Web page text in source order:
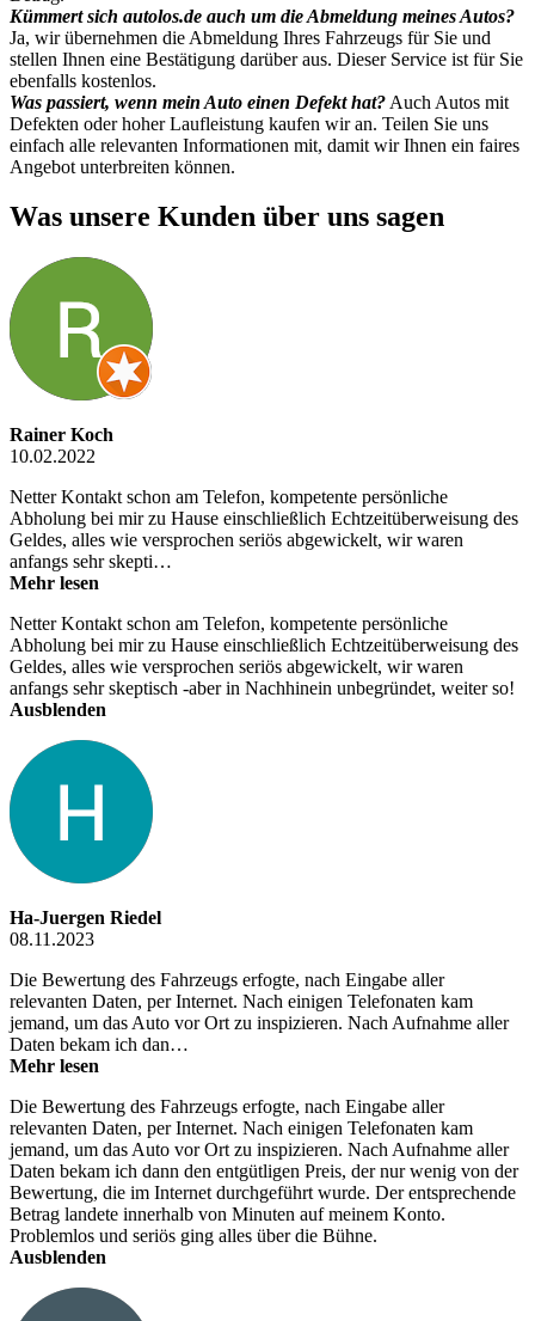
Kümmert sich autolos.de auch um die Abmeldung meines Autos?
Ja, wir übernehmen die Abmeldung Ihres Fahrzeugs für Sie und
stellen Ihnen eine Bestätigung darüber aus. Dieser Service ist für Sie
ebenfalls kostenlos.
Was passiert, wenn mein Auto einen Defekt hat? Auch Autos mit
Defekten oder hoher Laufleistung kaufen wir an. Teilen Sie uns
einfach alle relevanten Informationen mit, damit wir Ihnen ein faires
Angebot unterbreiten können.
Was unsere Kunden über uns sagen
Rainer Koch
10.02.2022
Netter Kontakt schon am Telefon, kompetente persönliche
Abholung bei mir zu Hause einschließlich Echtzeitüberweisung des
Geldes, alles wie versprochen seriös abgewickelt, wir waren
anfangs sehr skepti…
Mehr lesen
Netter Kontakt schon am Telefon, kompetente persönliche
Abholung bei mir zu Hause einschließlich Echtzeitüberweisung des
Geldes, alles wie versprochen seriös abgewickelt, wir waren
anfangs sehr skeptisch -aber in Nachhinein unbegründet, weiter so!
Ausblenden
Ha-Juergen Riedel
08.11.2023
Die Bewertung des Fahrzeugs erfogte, nach Eingabe aller
relevanten Daten, per Internet. Nach einigen Telefonaten kam
jemand, um das Auto vor Ort zu inspizieren. Nach Aufnahme aller
Daten bekam ich dan…
Mehr lesen
Die Bewertung des Fahrzeugs erfogte, nach Eingabe aller
relevanten Daten, per Internet. Nach einigen Telefonaten kam
jemand, um das Auto vor Ort zu inspizieren. Nach Aufnahme aller
Daten bekam ich dann den entgütligen Preis, der nur wenig von der
Bewertung, die im Internet durchgeführt wurde. Der entsprechende
Betrag landete innerhalb von Minuten auf meinem Konto.
Problemlos und seriös ging alles über die Bühne.
Ausblenden